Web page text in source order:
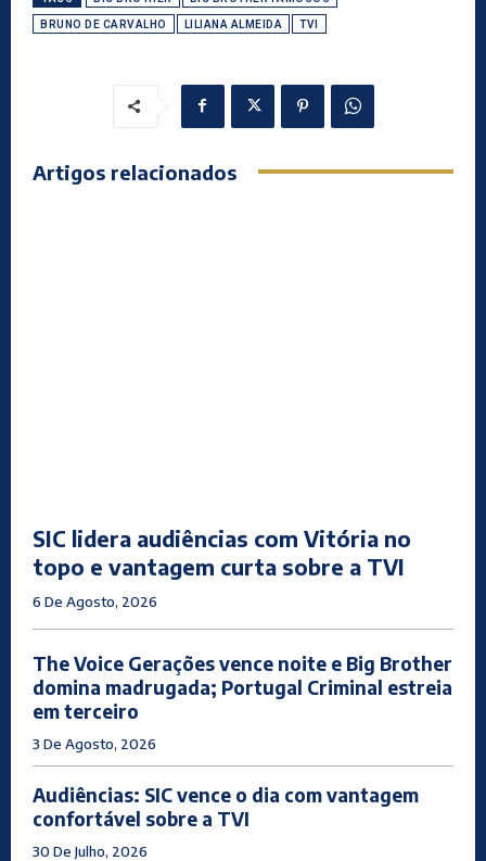
BRUNO DE CARVALHO LILIANA ALMEIDA TVI
Artigos relacionados
SIC lidera audiências com Vitória no
topo e vantagem curta sobre a TVI
6 De Agosto, 2026
The Voice Gerações vence noite e Big Brother
domina madrugada; Portugal Criminal estreia
em terceiro
3 De Agosto, 2026
Audiências: SIC vence o dia com vantagem
confortável sobre a TVI
30 De Julho, 2026